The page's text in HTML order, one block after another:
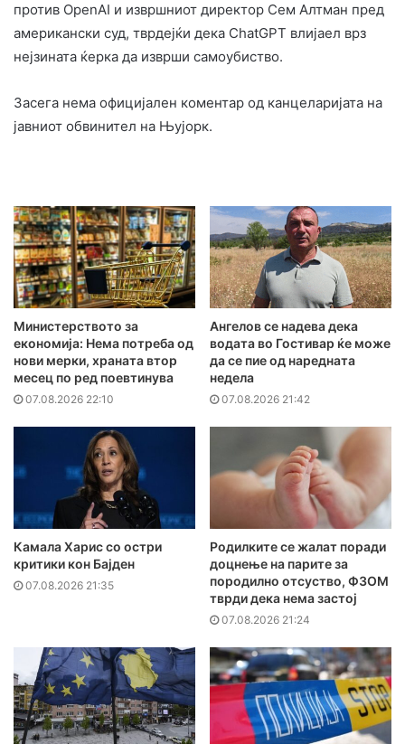
против OpenAI и извршниот директор Сем Алтман пред
американски суд, тврдејќи дека ChatGPT влијаел врз
нејзината ќерка да изврши самоубиство.
Засега нема официјален коментар од канцеларијата на
јавниот обвинител на Њујорк.
Министерството за
економија: Нема потреба од
нови мерки, храната втор
месец по ред поевтинува
07.08.2026 22:10
Ангелов се надева дека
водата во Гостивар ќе може
да се пие од наредната
недела
07.08.2026 21:42
Камала Харис со остри
критики кон Бајден
07.08.2026 21:35
Родилките се жалат поради
доцнење на парите за
породилно отсуство, ФЗОМ
тврди дека нема застој
07.08.2026 21:24